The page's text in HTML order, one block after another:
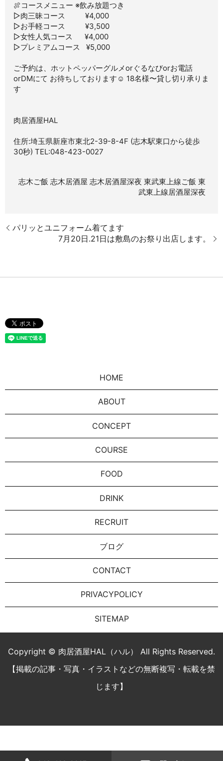
🍖コースメニュー ※飲み放題つき
▷肉三昧コース ¥4,000
▷お手軽コース ¥3,500
▷女性人気コース ¥4,000
▷プレミアムコース ¥5,000
ご予約は、ホットペッパーグルメorぐるなびorお電話
orDMにて お待ちしております☺ 18名様〜貸し切り承りま
す
肉居酒屋HAL
住所:埼玉県新座市東北2-39-8-4F (志木駅東口から徒歩
30秒) TEL:048-423-0027
志木ご飯 志木居酒屋 志木居酒屋深夜 東武東上線ご飯 東
武東上線居酒屋深夜
パリッとユニフォーム着てます
7月20日.21日は敷島のお祭り出店します。
HOME
ABOUT
CONCEPT
COURSE
FOOD
DRINK
RECRUIT
ブログ
CONTACT
PRIVACYPOLICY
SITEMAP
Copyright © 肉居酒屋HAL（ハル） All Rights Reserved.
【掲載の記事・写真・イラストなどの無断複写・転載を禁
じます】